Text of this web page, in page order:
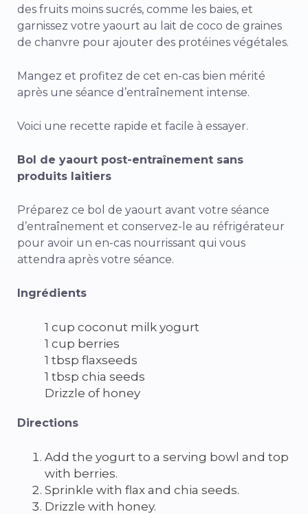
des fruits moins sucrés, comme les baies, et
garnissez votre yaourt au lait de coco de graines
de chanvre pour ajouter des protéines végétales.
Mangez et profitez de cet en-cas bien mérité
après une séance d’entraînement intense.
Voici une recette rapide et facile à essayer.
Bol de yaourt post-entraînement sans
produits laitiers
Préparez ce bol de yaourt avant votre séance
d’entraînement et conservez-le au réfrigérateur
pour avoir un en-cas nourrissant qui vous
attendra après votre séance.
Ingrédients
1 cup coconut milk yogurt
1 cup berries
1 tbsp flaxseeds
1 tbsp chia seeds
Drizzle of honey
Directions
Add the yogurt to a serving bowl and top
with berries.
Sprinkle with flax and chia seeds.
Drizzle with honey.